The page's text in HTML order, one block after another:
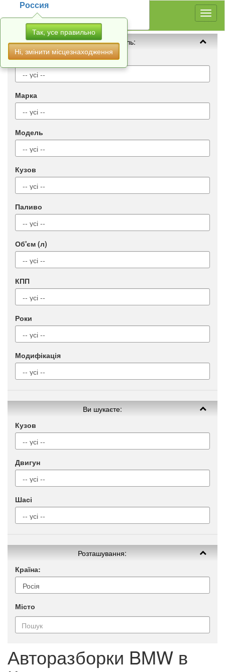
Россия
Так, усе правильно
Ні, змінити місцезнаходження
Оберіть автомобіль:
Тип
Марка
Модель
Кузов
Паливо
Об'єм (л)
КПП
Роки
Модифікація
Ви шукаєте:
Кузов
Двигун
Шасі
Розташування:
Країна:
Місто
Авторазборки BMW в